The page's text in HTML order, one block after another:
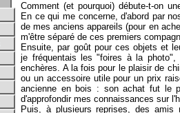
Comment (et pourquoi) débute-t-on
En ce qui me concerne, d'abord par
de mes anciens appareils (pour en
m'être séparé de ces premiers
Ensuite, par goût pour ces objets et
je fréquentais les "foires à la
enchères. A la fois pour le plaisir de
ou un accessoire utile pour un prix
ancienne en bois : son achat fut le
d'approfondir mes connaissances sur
Puis, à plusieurs reprises, des amis